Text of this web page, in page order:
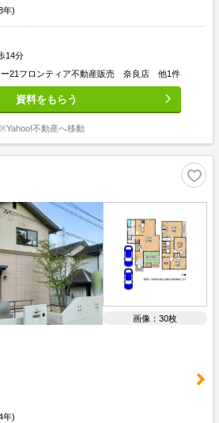
年)
14分
ー21フロンティア不動産販売 奈良店 他1件
資料をもらう
※Yahoo!不動産へ移動
画像：30枚
年)